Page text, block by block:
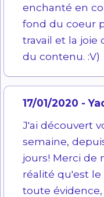
enchanté en
fond du coeur
travail et la joie
du contenu. :V)
17/01/2020 -
J'ai découvert
semaine,
jours! Merci de
réalité qu'est
toute